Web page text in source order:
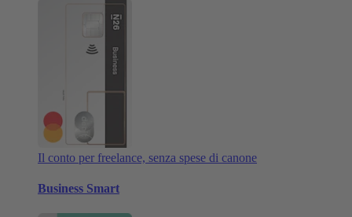
Il conto per freelance, senza spese di canone
Business Smart